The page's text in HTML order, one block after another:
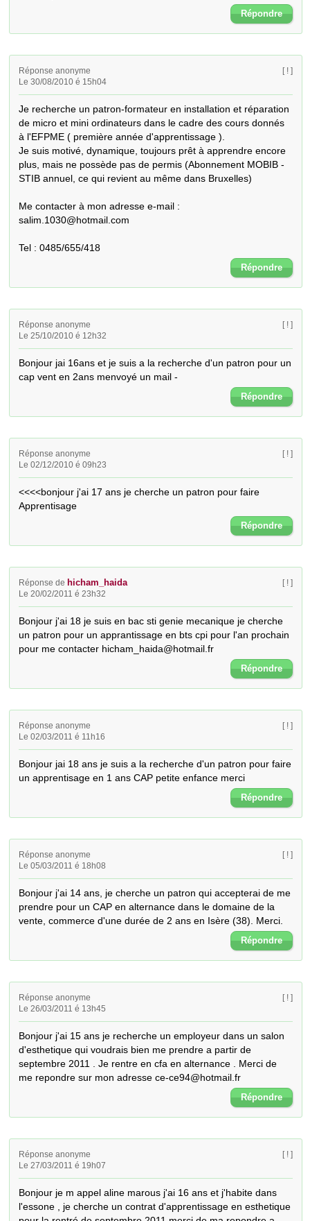
Répondre
Réponse anonyme
Le 30/08/2010 é 15h04
[ ! ]
Je recherche un patron-formateur en installation et réparation
de micro et mini ordinateurs dans le cadre des cours donnés
à l'EFPME ( première année d'apprentissage ).
Je suis motivé, dynamique, toujours prêt à apprendre encore
plus, mais ne possède pas de permis (Abonnement MOBIB -
STIB annuel, ce qui revient au même dans Bruxelles)
Me contacter à mon adresse e-mail :
salim.1030@hotmail.com
Tel : 0485/655/418
Répondre
Réponse anonyme
Le 25/10/2010 é 12h32
[ ! ]
Bonjour jai 16ans et je suis a la recherche d'un patron pour un
cap vent en 2ans menvoyé un mail -
Répondre
Réponse anonyme
Le 02/12/2010 é 09h23
[ ! ]
<<<<bonjour j'ai 17 ans je cherche un patron pour faire
Apprentisage
Répondre
Réponse de hicham_haida
Le 20/02/2011 é 23h32
[ ! ]
Bonjour j'ai 18 je suis en bac sti genie mecanique je cherche
un patron pour un apprantissage en bts cpi pour l'an prochain
pour me contacter hicham_haida@hotmail.fr
Répondre
Réponse anonyme
Le 02/03/2011 é 11h16
[ ! ]
Bonjour jai 18 ans je suis a la recherche d'un patron pour faire
un apprentisage en 1 ans CAP petite enfance merci
Répondre
Réponse anonyme
Le 05/03/2011 é 18h08
[ ! ]
Bonjour j'ai 14 ans, je cherche un patron qui accepterai de me
prendre pour un CAP en alternance dans le domaine de la
vente, commerce d'une durée de 2 ans en Isère (38). Merci.
Répondre
Réponse anonyme
Le 26/03/2011 é 13h45
[ ! ]
Bonjour j'ai 15 ans je recherche un employeur dans un salon
d'esthetique qui voudrais bien me prendre a partir de
septembre 2011 . Je rentre en cfa en alternance . Merci de
me repondre sur mon adresse ce-ce94@hotmail.fr
Répondre
Réponse anonyme
Le 27/03/2011 é 19h07
[ ! ]
Bonjour je m appel aline marous j'ai 16 ans et j'habite dans
l'essone , je cherche un contrat d'apprentissage en esthetique